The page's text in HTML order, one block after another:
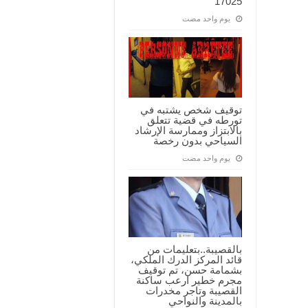
‏يوم واحد مضت
توقيف شخص يشتبه في
تورطه في قضية تتعلق
بالابتزاز وممارسة الإرشاد
السياحي بدون رخصة
‏يوم واحد مضت
بالقصيبة..بتعليمات من
قائد المركز الدرك الملكي،
بشمامة حسن، تم توقيف
مجرم خطير ارعب ساكنة
القصيبة وتاجر مخدرات
بالمدينة والنواحي